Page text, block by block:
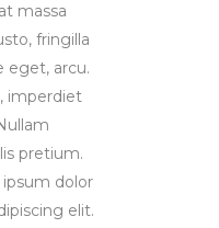
massa
fringilla
eget, arcu.
imperdiet
pretium.
dolor
elit.